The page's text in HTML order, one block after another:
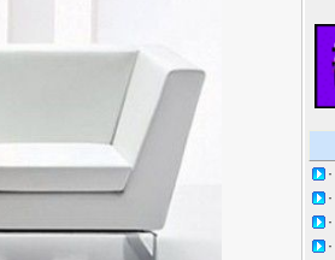
·
·
·
·